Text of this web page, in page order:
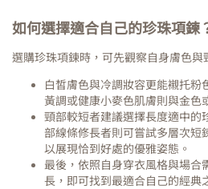
如何選擇適合自己的珍珠項鍊
選購珍珠項鍊時，可先觀察自身膚色與
白皙膚色與冷調妝容更能襯托
黃調或健康小麥色肌膚則與金色
頸部較短者建議選擇長度適中的
部線條修長者則可嘗試多層次短
以展現恰到好處的優雅姿態。
最後，依照自身穿衣風格與場合
長，即可找到最適合自己的經典